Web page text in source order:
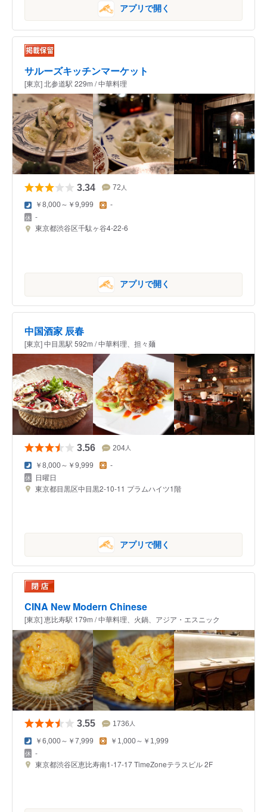
アプリで開く
サルーズキッチンマーケット
[東京] 北参道駅 229m / 中華料理
3.34 72 人
￥8,000～￥9,999 -
-
東京都渋谷区千駄ヶ谷4-22-6
アプリで開く
中国酒家 辰春
[東京] 中目黒駅 592m / 中華料理、担々麺
3.56 204 人
￥8,000～￥9,999 -
日曜日
東京都目黒区中目黒2-10-11 プラムハイツ1階
アプリで開く
CINA New Modern Chinese
[東京] 恵比寿駅 179m / 中華料理、火鍋、アジア・エスニック
3.55 1736 人
￥6,000～￥7,999 ￥1,000～￥1,999
-
東京都渋谷区恵比寿南1-17-17 TimeZoneテラスビル 2F